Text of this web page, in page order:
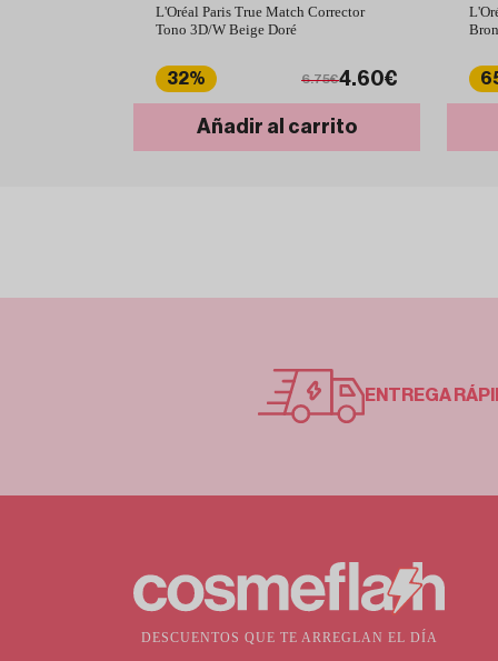
L'Oréal Paris True Match Corrector
Tono 3D/W Beige Doré
32% 6.75€4.60€
Añadir al carrito
ENTREGA
DESCUENTOS QUE TE ARREGLAN EL DÍA